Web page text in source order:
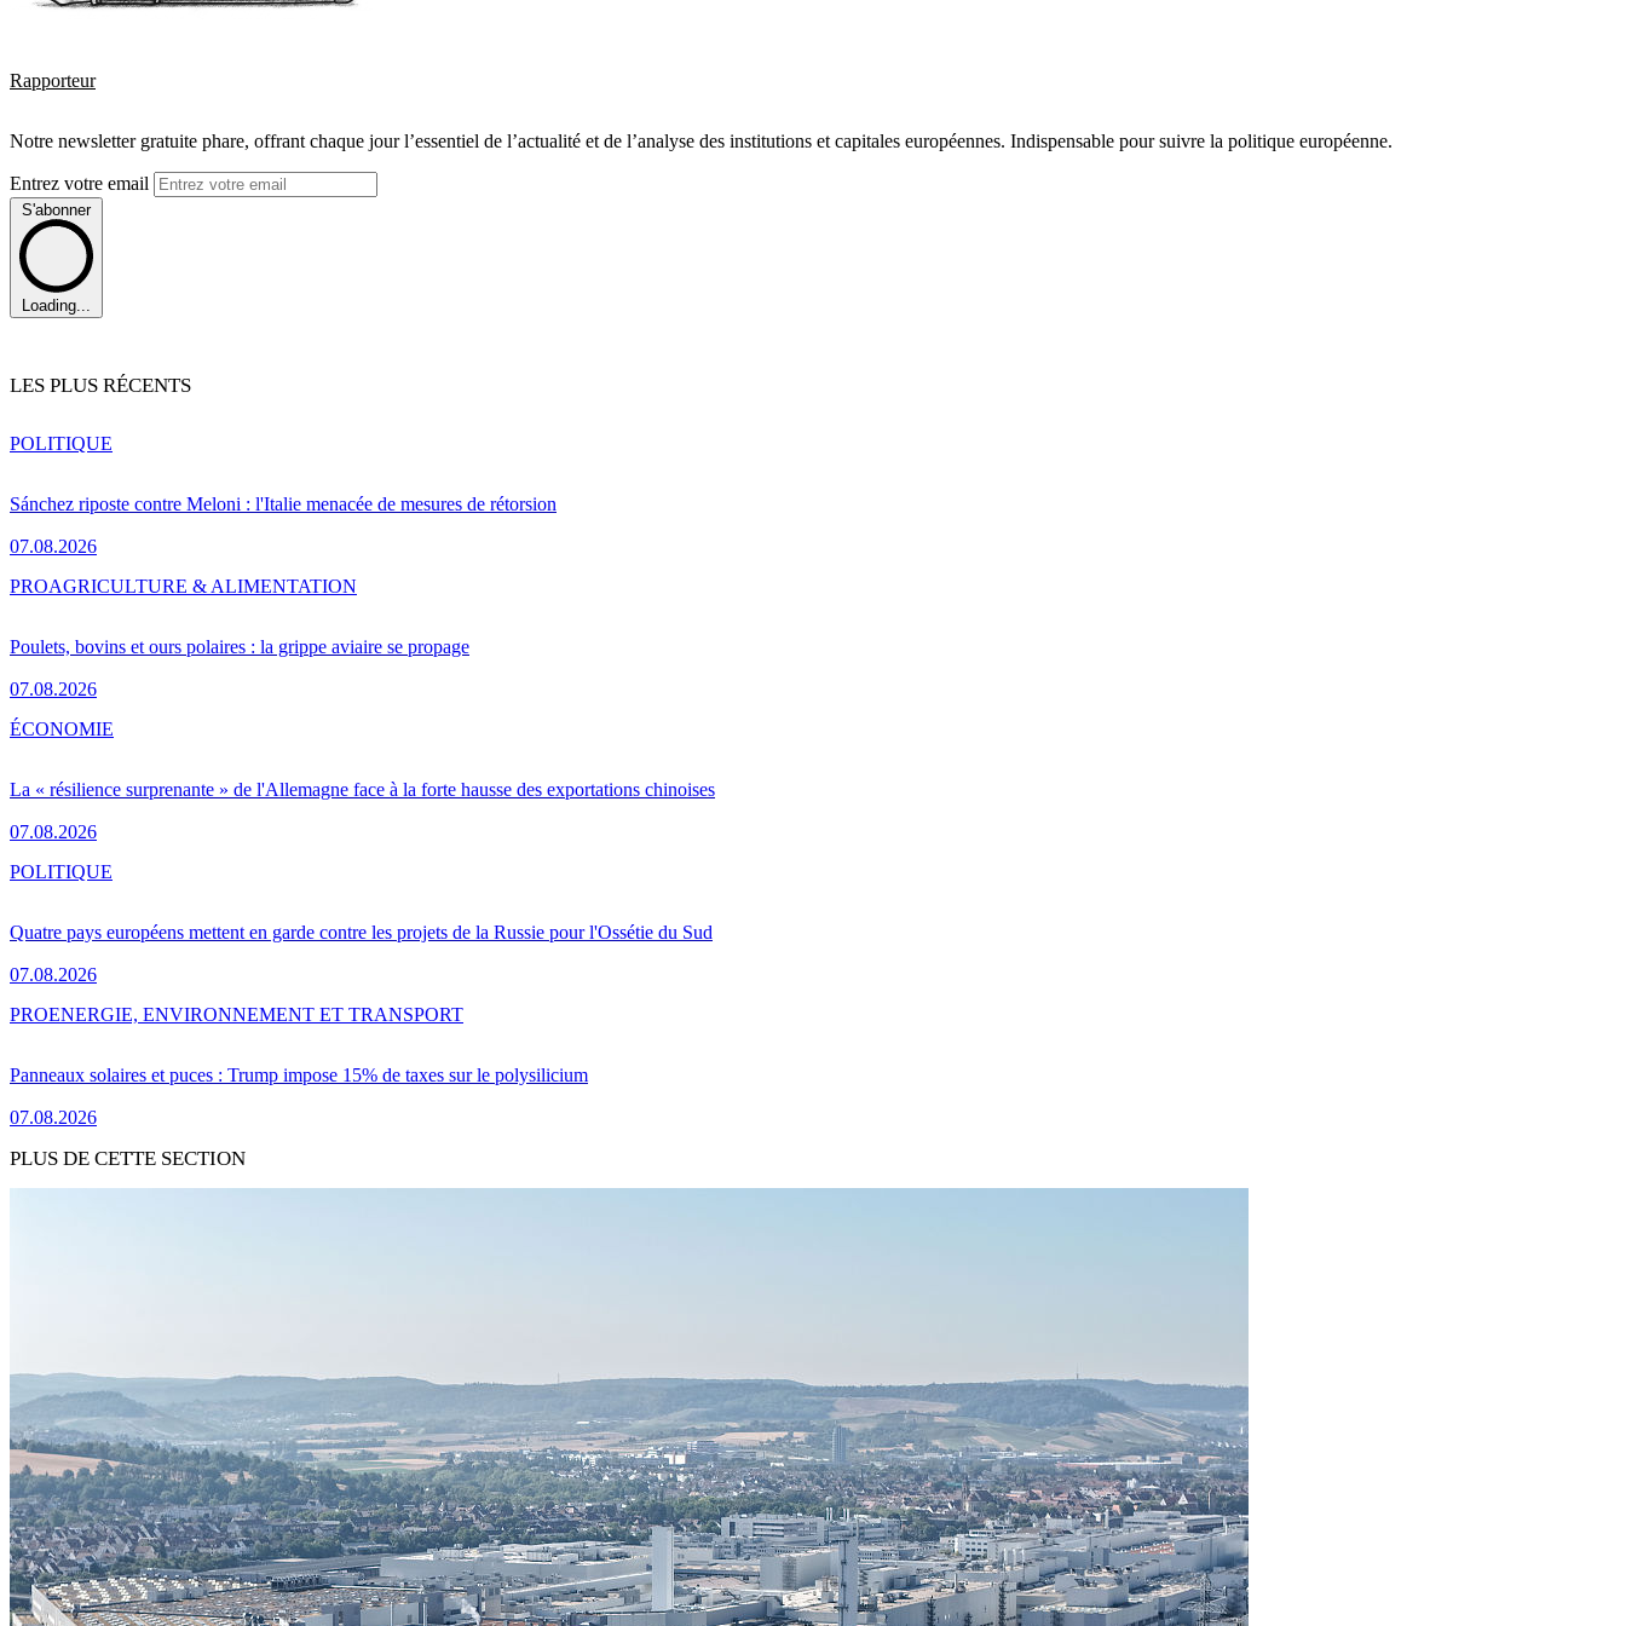
Rapporteur
Notre newsletter gratuite phare, offrant chaque jour l’essentiel de l’actualité et de l’analyse des institutions et capitales européennes. Indispensable pour suivre la politique européenne.
Entrez votre email
S'abonner
Loading...
LES PLUS RÉCENTS
Sánchez riposte contre Meloni : l'Italie menacée de mesures de rétorsion
07.08.2026
POLITIQUE
Poulets, bovins et ours polaires : la grippe aviaire se propage
07.08.2026
PROAGRICULTURE & ALIMENTATION
La « résilience surprenante » de l'Allemagne face à la forte hausse des exportations chinoises
07.08.2026
ÉCONOMIE
Quatre pays européens mettent en garde contre les projets de la Russie pour l'Ossétie du Sud
07.08.2026
POLITIQUE
Panneaux solaires et puces : Trump impose 15% de taxes sur le polysilicium
07.08.2026
PROENERGIE, ENVIRONNEMENT ET TRANSPORT
PLUS DE CETTE SECTION